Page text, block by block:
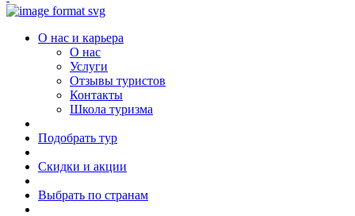
О нас и карьера
О нас
Услуги
Отзывы туристов
Контакты
Школа туризма
Подобрать тур
Скидки и акции
Выбрать по странам